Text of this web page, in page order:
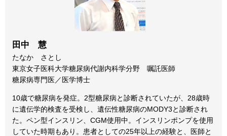
田中 慧
たなか さとし
東京女子医科大学糖尿病代謝内科学分野 嘱託医師
糖尿病専門医／医学博士
10歳で糖尿病を発症。2型糖尿病と診断されていたが、28歳時
に遺伝学的検査を受検し、遺伝性糖尿病のMODY3と診断され
た。ペン型インスリン、CGM使用中。インスリンポンプを使用
していた時期もあり。患者としての25年以上の経験と、医師と